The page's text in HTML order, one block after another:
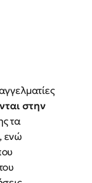
στην
τα
ενώ